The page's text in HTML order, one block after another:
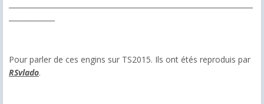
Pour parler de ces engins sur TS2015. Ils ont étés reproduis par
RSvlado.